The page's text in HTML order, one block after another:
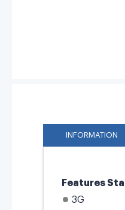
INFORMATION
Features
3G